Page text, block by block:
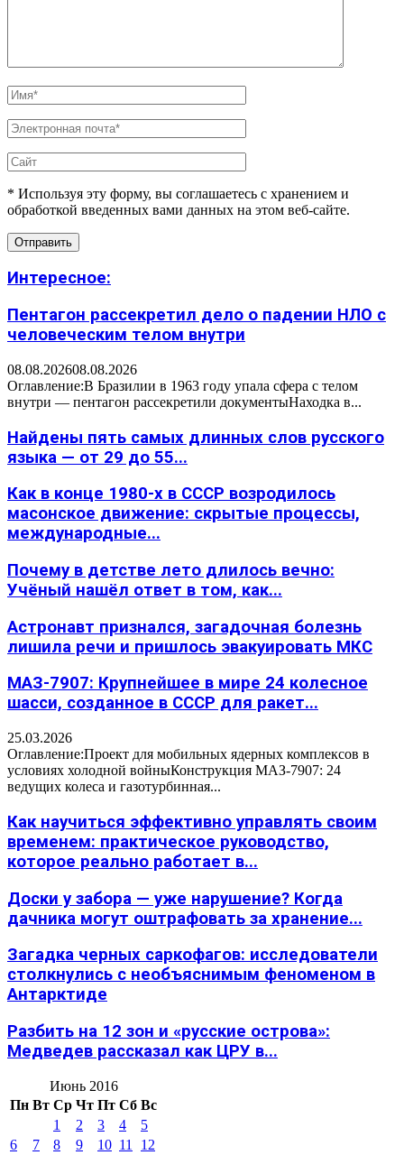
* Используя эту форму, вы соглашаетесь с хранением и
обработкой введенных вами данных на этом веб-сайте.
Интересное:
Пентагон рассекретил дело о падении НЛО с
человеческим телом внутри
08.08.202608.08.2026
Оглавление:В Бразилии в 1963 году упала сфера с телом
внутри — пентагон рассекретили документыНаходка в...
Найдены пять самых длинных слов русского
языка — от 29 до 55...
Как в конце 1980-х в СССР возродилось
масонское движение: скрытые процессы,
международные...
Почему в детстве лето длилось вечно:
Учёный нашёл ответ в том, как...
Астронавт признался, загадочная болезнь
лишила речи и пришлось эвакуировать МКС
МАЗ-7907: Крупнейшее в мире 24 колесное
шасси, созданное в СССР для ракет...
25.03.2026
Оглавление:Проект для мобильных ядерных комплексов в
условиях холодной войныКонструкция МАЗ-7907: 24
ведущих колеса и газотурбинная...
Как научиться эффективно управлять своим
временем: практическое руководство,
которое реально работает в...
Доски у забора — уже нарушение? Когда
дачника могут оштрафовать за хранение...
Загадка черных саркофагов: исследователи
столкнулись с необъяснимым феноменом в
Антарктиде
Разбить на 12 зон и «русские острова»:
Медведев рассказал как ЦРУ в...
Июнь 2016
Пн Вт Ср Чт Пт Сб Вс
1
2 3 4
5
6
7 8 9 10 11
12